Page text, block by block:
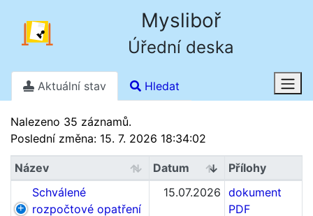
Mysliboř
Úřední deska
Aktuální stav Hledat
Stav k 6. 8. 2026 20.15
Nalezeno 35 záznamů.
Poslední změna: 15. 7. 2026 18:34:02
Název Datum
Přílohy
Schválené
rozpočtové opatření
15.07.2026 dokument
PDF